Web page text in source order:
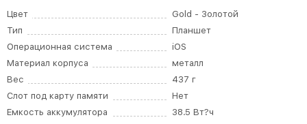
Цвет
Gold - Золотой
Тип
Планшет
Операционная система
iOS
Материал корпуса
металл
Вес
437 г
Слот под карту памяти
Нет
Емкость аккумулятора
38.5 Вт?ч